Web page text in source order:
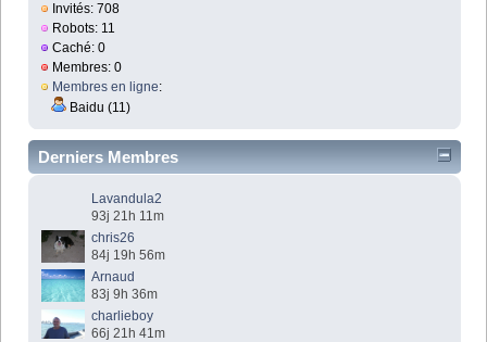
Invités: 708
Robots: 11
Caché: 0
Membres: 0
Membres en ligne:
Baidu (11)
Derniers Membres
Lavandula2
93j 21h 11m
chris26
84j 19h 56m
Arnaud
83j 9h 36m
charlieboy
66j 21h 41m